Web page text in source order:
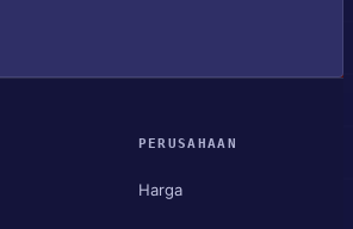
PERUSAHAAN
Harga